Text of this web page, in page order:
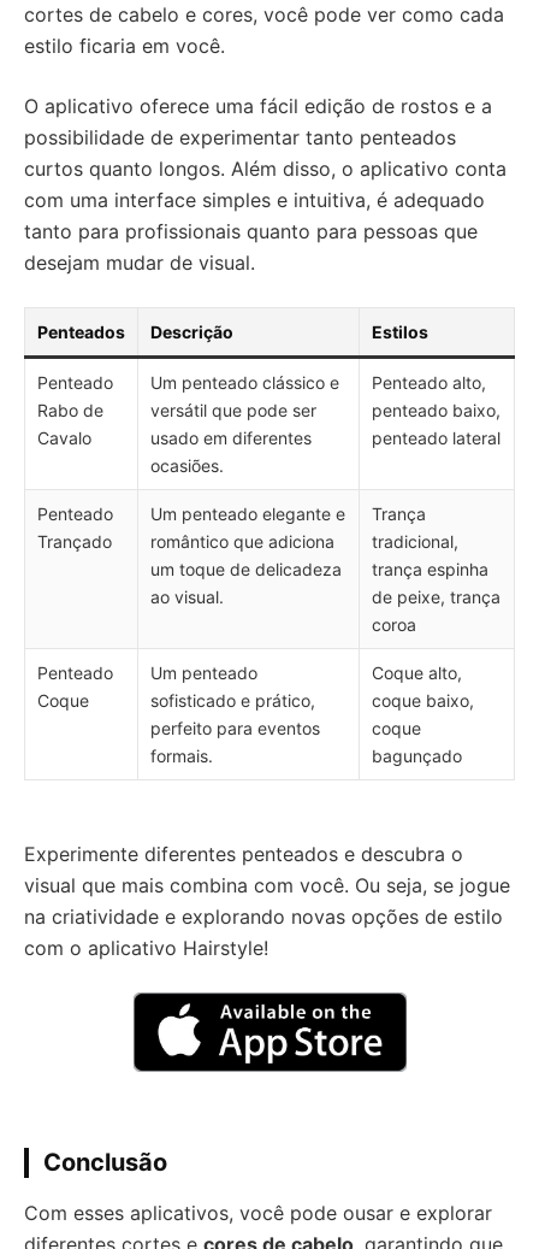
cortes de cabelo e cores, você pode ver como cada
estilo ficaria em você.
O aplicativo oferece uma fácil edição de rostos e a
possibilidade de experimentar tanto penteados
curtos quanto longos. Além disso, o aplicativo conta
com uma interface simples e intuitiva, é adequado
tanto para profissionais quanto para pessoas que
desejam mudar de visual.
Penteados Descrição Estilos
Penteado
Rabo de
Cavalo
Um penteado clássico e
versátil que pode ser
usado em diferentes
ocasiões.
Penteado alto,
penteado baixo,
penteado lateral
Penteado
Trançado
Um penteado elegante e
romântico que adiciona
um toque de delicadeza
ao visual.
Trança
tradicional,
trança espinha
de peixe, trança
coroa
Penteado
Coque
Um penteado
sofisticado e prático,
perfeito para eventos
formais.
Coque alto,
coque baixo,
coque
bagunçado
Experimente diferentes penteados e descubra o
visual que mais combina com você. Ou seja, se jogue
na criatividade e explorando novas opções de estilo
com o aplicativo Hairstyle!
Conclusão
Com esses aplicativos, você pode ousar e explorar
diferentes cortes e cores de cabelo , garantindo que